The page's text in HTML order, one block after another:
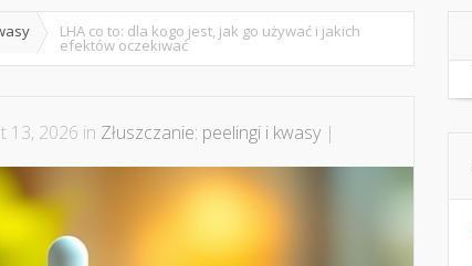
LHA co to: dla kogo jest, jak go używać i jakich
efektów oczekiwać
13, 2026 in Złuszczanie: peelingi i kwasy|